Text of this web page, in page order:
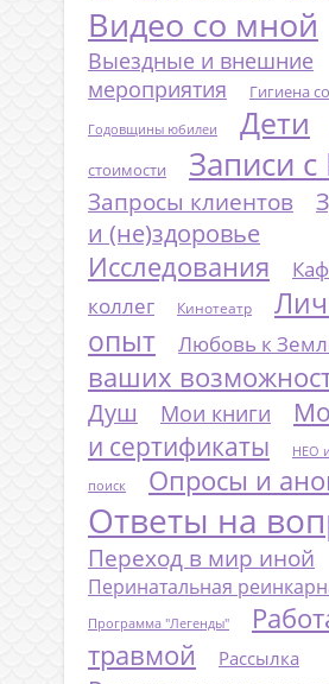
Видео со мной
Выездные и внешние
мероприятия
Гигиена
Годовщины юбилеи Дети
стоимости
Записи
Запросы клиентов
и (не)здоровье
Исследования
коллег
Кинотеатр
опыт
Любовь к
ваших
Душ
Мои книги
и сертификаты
НЕО
поиск Опросы и
Ответы на
Переход в мир иной
Перинатальная
Программа "Легенды"
травмой
Рассылка